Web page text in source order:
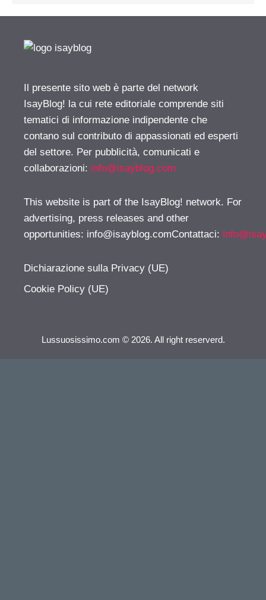
Il presente sito web è parte del network
IsayBlog! la cui rete editoriale comprende siti
tematici di informazione indipendente che
contano sul contributo di appassionati ed esperti
del settore. Per pubblicità, comunicati e
collaborazioni: info@isayblog.com
This website is part of the IsayBlog! network. For
advertising, press releases and other
opportunities: info@isayblog.comContattaci:
Dichiarazione sulla Privacy (UE)
Cookie Policy (UE)
Lussuosissimo.com © 2026. All right reserverd.